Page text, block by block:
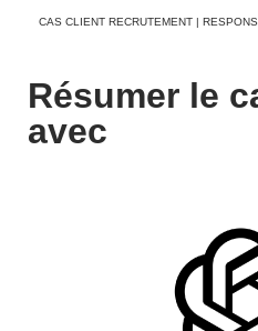
CAS CLIENT RECRUTEMENT |
Résumer le
avec